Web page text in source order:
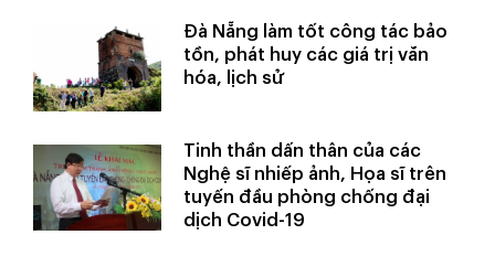
Đà Nẵng làm tốt công tác bảo
tồn, phát huy các giá trị văn
hóa, lịch sử
Tinh thần dấn thân của các
Nghệ sĩ nhiếp ảnh, Họa sĩ trên
tuyến đầu phòng chống đại
dịch Covid-19